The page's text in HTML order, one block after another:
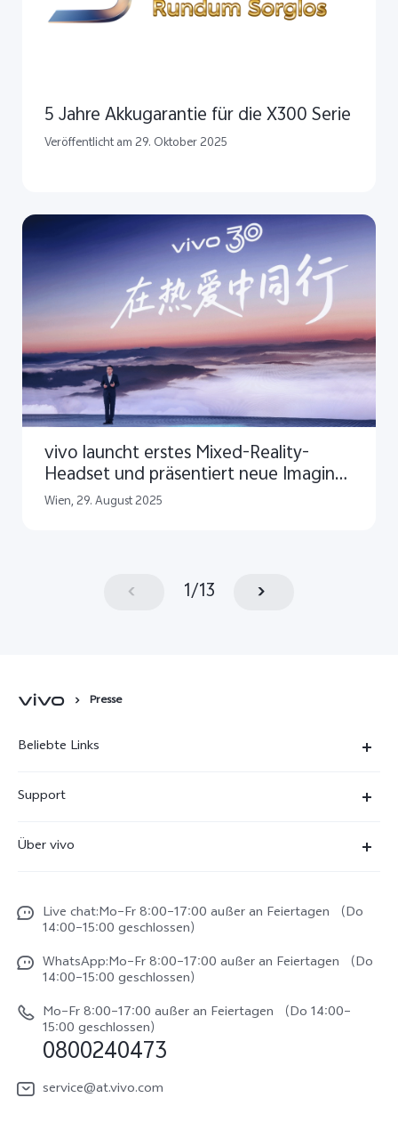
5 Jahre Akkugarantie für die X300 Serie
Veröffentlicht am 29. Oktober 2025
vivo launcht erstes Mixed-Reality-
Headset und präsentiert neue Imaging-
Strategie zum 30-jährigen Jubiläum
Wien, 29. August 2025
1/13
Presse
Beliebte Links
X300
V70
V70 FE
Y31e 5G
vivo Buds Air3
Support
Funtouch OS
IMEI-Authentifizierung
System Verbesserung
Reparaturerfassung
Benutzerhandbuch
Log aktualisieren
Über vivo
Impressum
Rechtliche Hinweise
vivo Datenschutzcenter
Live chat:Mo–Fr 8:00–17:00 außer an Feiertagen （Do
14:00–15:00 geschlossen）
WhatsApp:Mo–Fr 8:00–17:00 außer an Feiertagen （Do
14:00–15:00 geschlossen）
Mo–Fr 8:00–17:00 außer an Feiertagen （Do 14:00–
15:00 geschlossen）
0800240473
service@at.vivo.com